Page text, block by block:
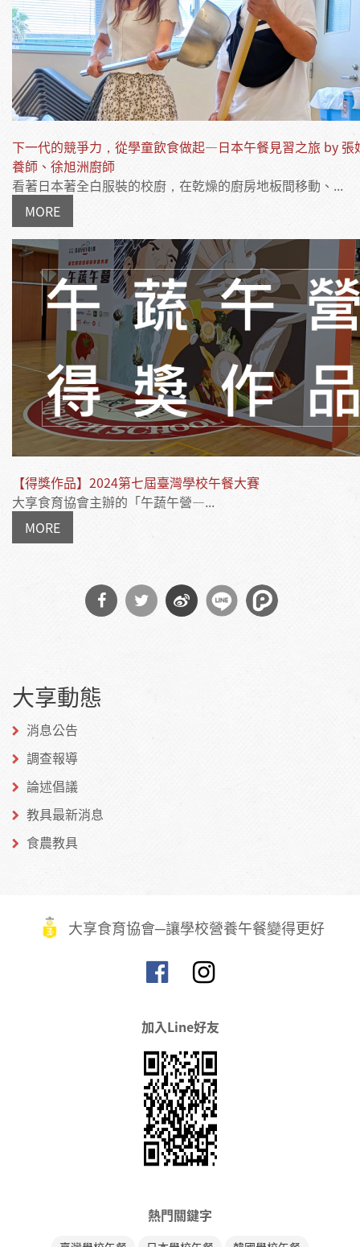
下一代的競爭力，從學童飲食做起—日本午餐見習之旅 by 張
養師、徐旭洲廚師
看著日本著全白服裝的校廚，在乾燥的廚房地板間移動、...
MORE
【得獎作品】2024第七屆臺灣學校午餐大賽
大享食育協會主辦的「午蔬午營—...
MORE
Facebook
大享動態
消息公告
調查報導
論述倡議
教具最新消息
食農教具
大享食育協會─讓學校營養午餐變得更好
加入Line好友
熱門關鍵字